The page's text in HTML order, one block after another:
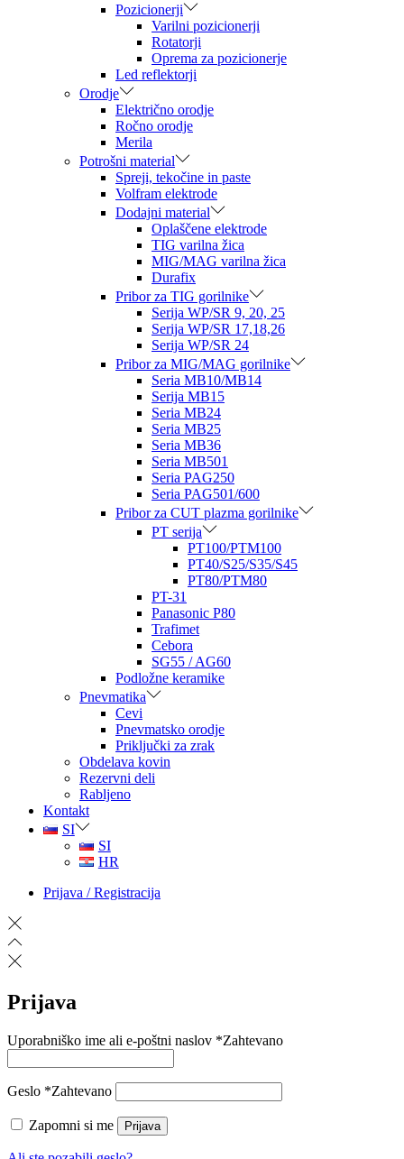
Pozicionerji
Varilni pozicionerji
Rotatorji
Oprema za pozicionerje
Led reflektorji
Orodje
Električno orodje
Ročno orodje
Merila
Potrošni material
Spreji, tekočine in paste
Volfram elektrode
Dodajni material
Oplaščene elektrode
TIG varilna žica
MIG/MAG varilna žica
Durafix
Pribor za TIG gorilnike
Serija WP/SR 9, 20, 25
Serija WP/SR 17,18,26
Serija WP/SR 24
Pribor za MIG/MAG gorilnike
Seria MB10/MB14
Serija MB15
Seria MB24
Seria MB25
Seria MB36
Seria MB501
Seria PAG250
Seria PAG501/600
Pribor za CUT plazma gorilnike
PT serija
PT100/PTM100
PT40/S25/S35/S45
PT80/PTM80
PT-31
Panasonic P80
Trafimet
Cebora
SG55 / AG60
Podložne keramike
Pnevmatika
Cevi
Pnevmatsko orodje
Priključki za zrak
Obdelava kovin
Rezervni deli
Rabljeno
Kontakt
SI
SI
HR
Prijava / Registracija
Prijava
Uporabniško ime ali e-poštni naslov *Zahtevano
Geslo *Zahtevano
Zapomni si me Prijava